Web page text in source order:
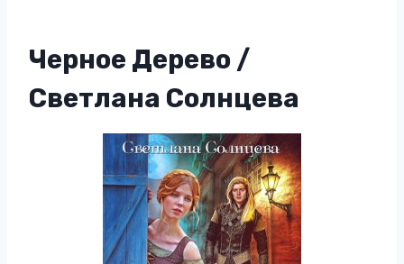
Черное Дерево /
Светлана Солнцева